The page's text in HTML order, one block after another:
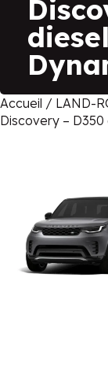
Accueil / LAND-
Discovery – D350